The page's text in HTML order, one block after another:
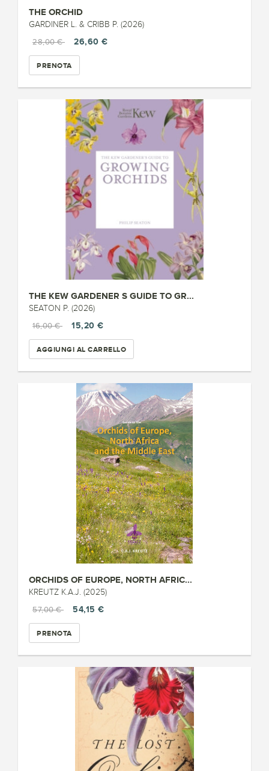
THE ORCHID
GARDINER L. & CRIBB P. (2026)
28,00 €
26,60 €
PRENOTA
THE KEW GARDENER S GUIDE TO GR...
SEATON P. (2026)
16,00 €
15,20 €
AGGIUNGI AL CARRELLO
ORCHIDS OF EUROPE, NORTH AFRIC...
KREUTZ K.A.J. (2025)
57,00 €
54,15 €
PRENOTA